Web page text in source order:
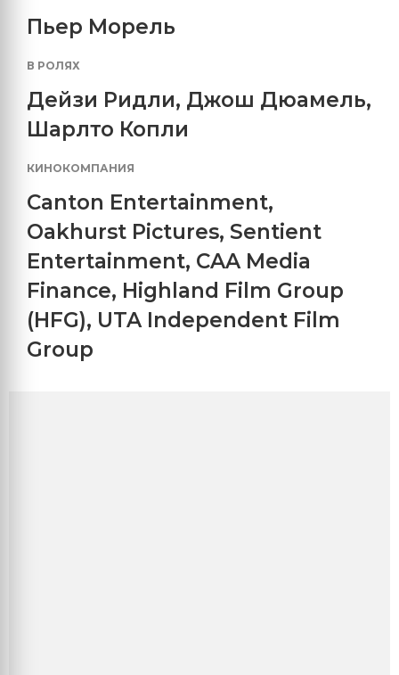
Пьер Морель
В РОЛЯХ
Дейзи Ридли, Джош Дюамель,
Шарлто Копли
КИНОКОМПАНИЯ
Canton Entertainment,
Oakhurst Pictures, Sentient
Entertainment, CAA Media
Finance, Highland Film Group
(HFG), UTA Independent Film
Group